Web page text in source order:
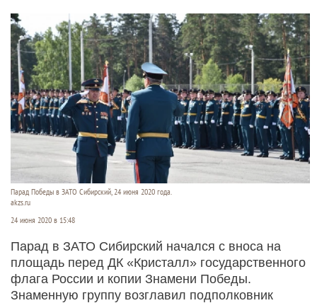
Парад Победы в ЗАТО Сибирский, 24 июня 2020 года.
akzs.ru
24 июня 2020 в 15:48
Парад в ЗАТО Сибирский начался с вноса на
площадь перед ДК «Кристалл» государственного
флага России и копии Знамени Победы.
Знаменную группу возглавил подполковник